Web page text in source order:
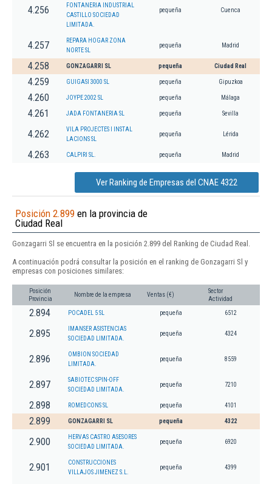
4.256
FONTANERIA INDUSTRIAL
CASTILLO SOCIEDAD
LIMITADA.
pequeña Cuenca
4.257
REPARA HOGAR ZONA
NORTE SL
pequeña Madrid
4.258 GONZAGARRI SL pequeña Ciudad Real
4.259 GUIGASI 3000 SL pequeña Gipuzkoa
4.260 JOYPE 2002 SL pequeña Málaga
4.261 JADA FONTANERIA SL pequeña Sevilla
4.262
VILA PROJECTES I INSTAL
LACIONS SL
pequeña Lérida
4.263 CALPIRI SL. pequeña Madrid
Ver Ranking de Empresas del CNAE 4322
Posición 2.899 en la provincia de
Ciudad Real
Gonzagarri Sl se encuentra en la posición 2.899 del Ranking de Ciudad Real.
A continuación podrá consultar la posición en el ranking de Gonzagarri Sl y
empresas con posiciones similares:
Posición
Provincia
Nombre de la empresa Ventas (€)
Sector
Actividad
2.894 POCADEL 5 SL pequeña 6512
2.895
IMANSER ASISTENCIAS
SOCIEDAD LIMITADA.
pequeña 4324
2.896
OMBION SOCIEDAD
LIMITADA.
pequeña 8559
2.897
SABIOTEC SPIN-OFF
SOCIEDAD LIMITADA.
pequeña 7210
2.898 ROMEDCONS SL pequeña 4101
2.899 GONZAGARRI SL pequeña 4322
2.900
HERVAS CASTRO ASESORES
SOCIEDAD LIMITADA.
pequeña 6920
2.901
CONSTRUCCIONES
VILLAJOS JIMENEZ S.L.
pequeña 4399